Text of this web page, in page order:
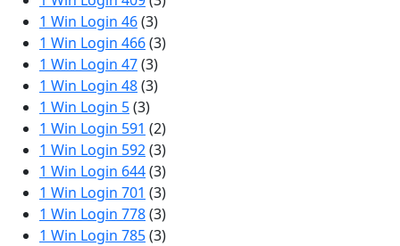
1 Win Login 46(3)
1 Win Login 466(3)
1 Win Login 47(3)
1 Win Login 48(3)
1 Win Login 5(3)
1 Win Login 591 (2)
1 Win Login 592(3)
1 Win Login 644(3)
1 Win Login 701 (3)
1 Win Login 778(3)
1 Win Login 785(3)